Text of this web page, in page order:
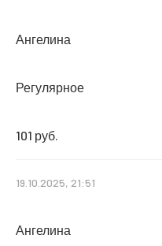
Ангелина
Регулярное
101 руб.
19.10.2025, 21:51
Ангелина